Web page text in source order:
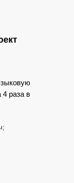
4 раза в